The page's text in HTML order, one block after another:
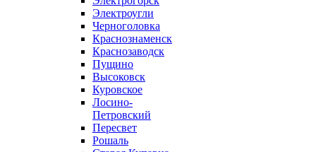
Электроугли
Черноголовка
Краснознаменск
Краснозаводск
Пущино
Высоковск
Куровское
Лосино-
Петровский
Пересвет
Рошаль